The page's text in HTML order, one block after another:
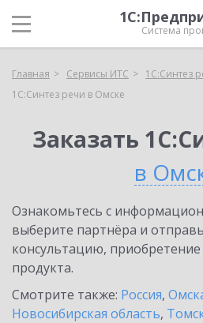
Система
Главная Сервисы ИТС
1С:Синтез
1С:Синтез речи в Омске
Заказать
в
Ознакомьтесь с
выберите партнёра и
консультацию,
продукта.
Смотрите также: Россия,
Новосибирская область,